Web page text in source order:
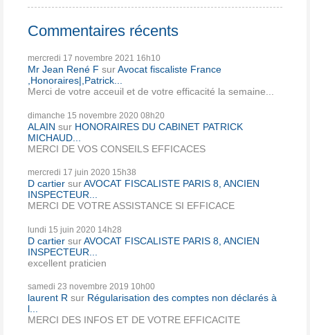
Commentaires récents
mercredi 17 novembre 2021 16h10
Mr Jean René F surAvocat fiscaliste France
,Honoraires|,Patrick...
Merci de votre acceuil et de votre efficacité la semaine...
dimanche 15 novembre 2020 08h20
ALAIN sur HONORAIRES DU CABINET PATRICK
MICHAUD...
MERCI DE VOS CONSEILS EFFICACES
mercredi 17 juin 2020 15h38
D cartier surAVOCAT FISCALISTE PARIS 8, ANCIEN
INSPECTEUR...
MERCI DE VOTRE ASSISTANCE SI EFFICACE
lundi 15 juin 2020 14h28
D cartier surAVOCAT FISCALISTE PARIS 8, ANCIEN
INSPECTEUR...
excellent praticien
samedi 23 novembre 2019 10h00
laurent R sur Régularisation des comptes non déclarés à
l...
MERCI DES INFOS ET DE VOTRE EFFICACITE